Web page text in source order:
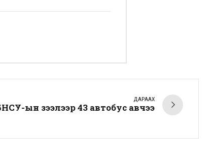
ДАРААХ
ын зээлээр 43 автобус авчээ